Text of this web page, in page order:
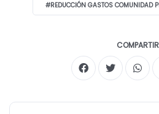
#REDUCCIÓN GASTOS COMUNIDAD
COMPARTIR